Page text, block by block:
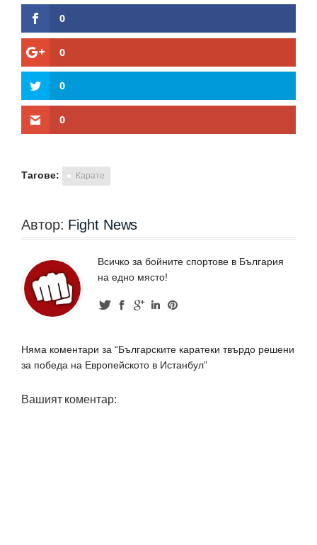
0
0
0
0
Тагове: Карате
Автор: Fight News
Всичко за бойните спортове в България
на едно място!
Няма коментари за “Българските каратеки твърдо решени
за победа на Европейското в Истанбул”
Вашият коментар: